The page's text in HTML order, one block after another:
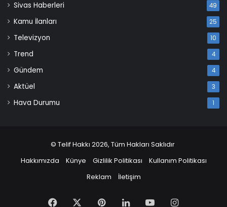
Sivas Haberleri 49
Kamu İlanları 25
Televizyon 10
Trend 4
Gündem 4
Aktüel 3
Hava Durumu 1
© Telif Hakkı 2026, Tüm Hakları Saklıdır
Hakkımızda
Künye Gizlilik Politikası
Kullanım Politikası
Reklam
İletişim
Facebook PinterestLinkedInYouTubeInstagram